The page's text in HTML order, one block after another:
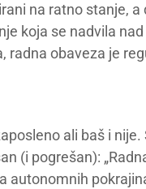
na ratno stanje, a
koja se nadvila nad
radna obaveza je
ali baš i
(i pogrešan):
autonomnih